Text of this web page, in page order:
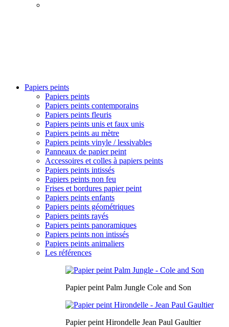
Papiers peints
Papiers peints
Papiers peints contemporains
Papiers peints fleuris
Papiers peints unis et faux unis
Papiers peints au mètre
Papiers peints vinyle / lessivables
Panneaux de papier peint
Accessoires et colles à papiers peints
Papiers peints intissés
Papiers peints non feu
Frises et bordures papier peint
Papiers peints enfants
Papiers peints géométriques
Papiers peints rayés
Papiers peints panoramiques
Papiers peints non intissés
Papiers peints animaliers
Les références
Papier peint Palm Jungle Cole and Son
Papier peint Hirondelle Jean Paul Gaultier